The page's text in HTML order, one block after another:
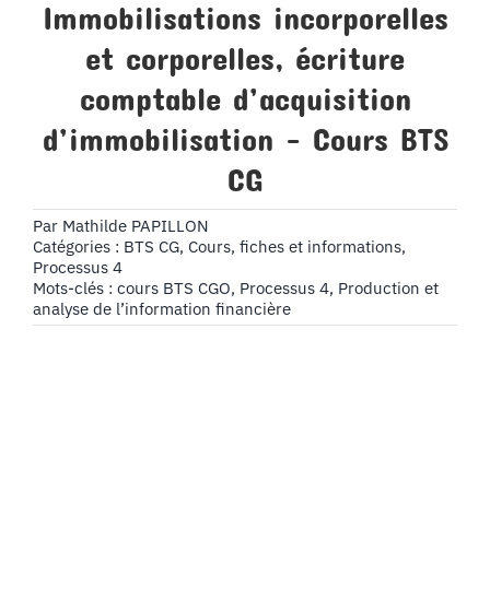
Immobilisations incorporelles
et corporelles, écriture
comptable d’acquisition
d’immobilisation – Cours BTS
CG
Par Mathilde PAPILLON
Catégories : BTS CG, Cours, fiches et informations,
Processus 4
Mots-clés : cours BTS CGO, Processus 4, Production et
analyse de l’information financière